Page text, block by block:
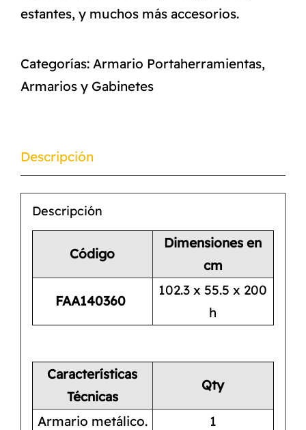
estantes, y muchos más accesorios.
Categorías: Armario Portaherramientas,
Armarios y Gabinetes
Descripción
Descripción
Código
Dimensiones en
cm
FAA140360
102.3 x 55.5 x 200
h
Características
Técnicas
Qty
Armario metálico.
1